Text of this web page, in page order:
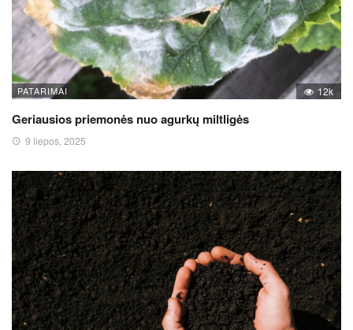
PATARIMAI 12k
Geriausios priemonės nuo agurkų miltligės
9 liepos, 2025